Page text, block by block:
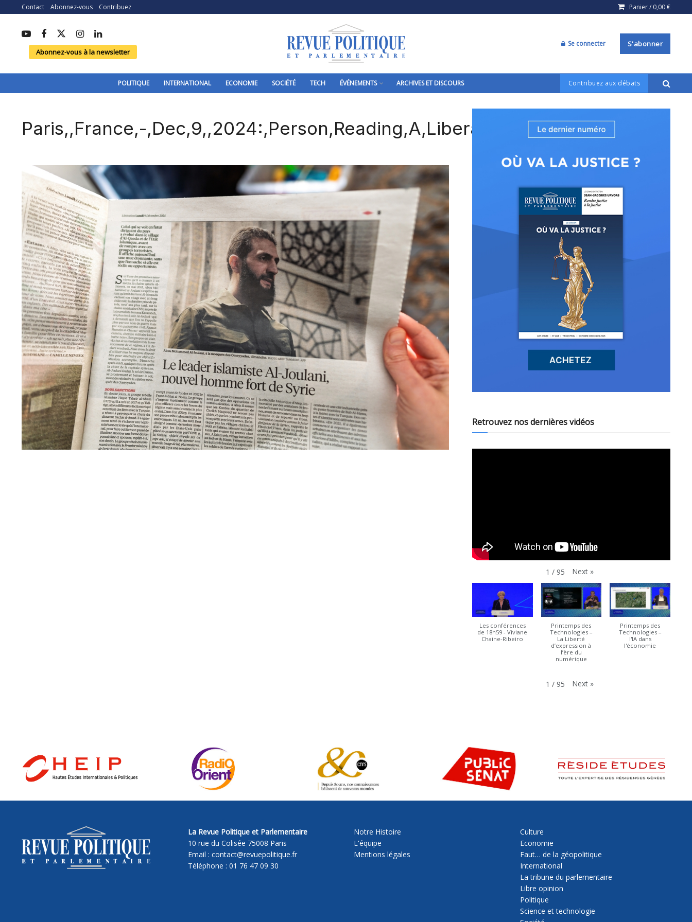
Contact Abonnez-vous Contribuez Panier / 0,00€
Abonnez-vous à la newsletter
Se connecter S'abonner
POLITIQUE INTERNATIONAL ECONOMIE SOCIÉTÉ TECH ÉVÉNEMENTS ARCHIVES ET DISCOURS Contribuez aux débats
Paris,,France,-,Dec,9,,2024:,Person,Reading,A,Liberation
Retrouvez nos dernières vidéos
1 / 95 Next »
Les conférences
de 18h59 - Viviane
Chaine-Ribeiro
Printemps des
Technologies –
La Liberté
d’expression à
l’ère du
numérique
Printemps des
Technologies –
l'IA dans
l'économie
1 / 95 Next »
La Revue Politique et Parlementaire
10 rue du Colisée 75008 Paris
Email : contact@revuepolitique.fr
Téléphone : 01 76 47 09 30
Notre Histoire
L'équipe
Mentions légales
Culture
Economie
Faut… de la géopolitique
International
La tribune du parlementaire
Libre opinion
Politique
Science et technologie